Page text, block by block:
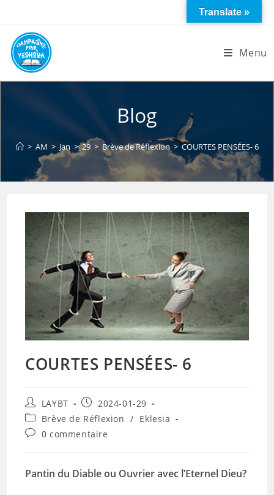
content
Menu
Blog
> AM > Jan > 29 > Brève de Réflexion > COURTES PENSÉES- 6
COURTES PENSÉES- 6
Auteur/autrice
de
la
publication :
LAYBT
Publication
publiée :
2024-01-29
Post
category:
Brève de Réflexion / Eklesia
Commentaires
publication :
0 commentaire
Pantin du Diable ou Ouvrier avec l’Eternel Dieu?
Translate »